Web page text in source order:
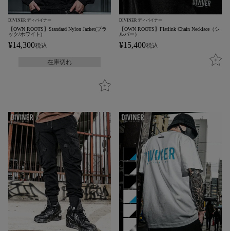
DIVINER ディバイナー
【OWN ROOTS】Standard Nylon Jacket(ブラ
ック/ホワイト)
¥14,300税込
在庫切れ
DIVINER ディバイナー
【OWN ROOTS】Flatlink Chain Necklace（シ
ルバー）
¥15,400税込